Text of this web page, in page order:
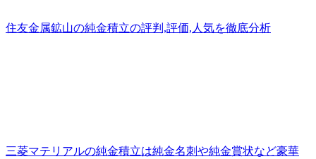
住友金属鉱山の純金積立の評判,評価,人気を徹底分析
三菱マテリアルの純金積立は純金名刺や純金賞状など豪華